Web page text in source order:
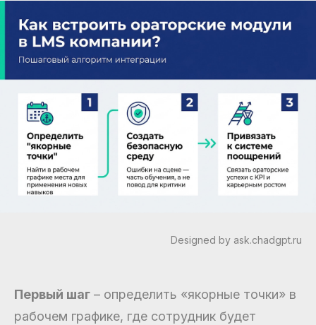
Designed by ask.chadgpt.ru
Первый шаг – определить «якорные точки» в
рабочем графике, где сотрудник будет